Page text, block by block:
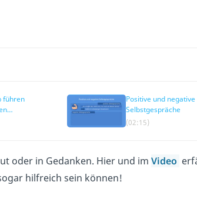
führen
Positive und negative
Selbstgespräche
(02:15)
oder in Gedanken. Hier und im Video
hilfreich sein können!